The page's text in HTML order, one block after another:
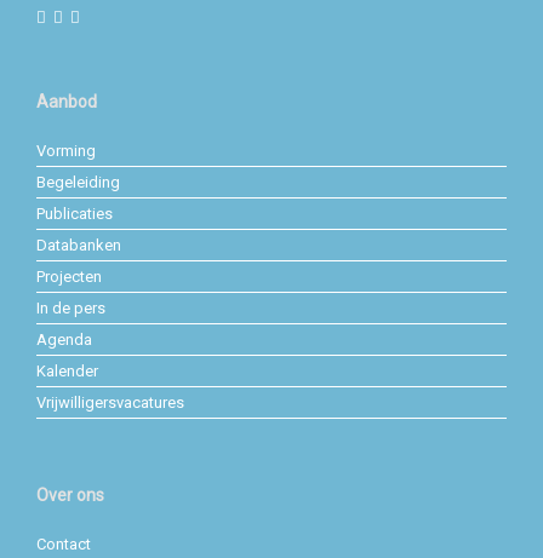
Aanbod
Vorming
Begeleiding
Publicaties
Databanken
Projecten
In de pers
Agenda
Kalender
Vrijwilligersvacatures
Over ons
Contact